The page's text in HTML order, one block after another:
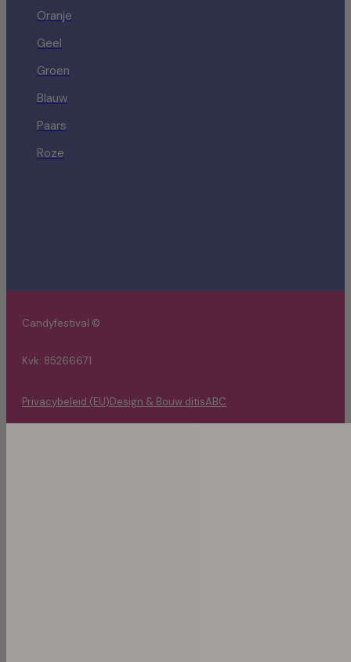
Oranje
Geel
Groen
Blauw
Paars
Roze
Candyfestival ©
Kvk: 85266671
Privacybeleid (EU)Design & Bouw ditisABC